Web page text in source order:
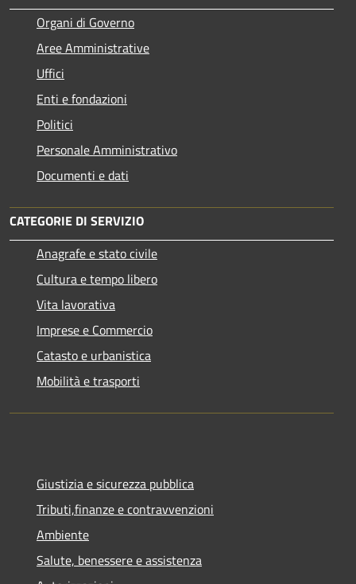
Organi di Governo
Aree Amministrative
Uffici
Enti e fondazioni
Politici
Personale Amministrativo
Documenti e dati
CATEGORIE DI SERVIZIO
Anagrafe e stato civile
Cultura e tempo libero
Vita lavorativa
Imprese e Commercio
Catasto e urbanistica
Mobilità e trasporti
Giustizia e sicurezza pubblica
Tributi,finanze e contravvenzioni
Ambiente
Salute, benessere e assistenza